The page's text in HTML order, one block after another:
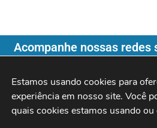
Acompanhe nossas redes
Copyright ©️ 2026|
Estamos usando cookies para
experiência em nosso site. Você
quais cookies estamos usando